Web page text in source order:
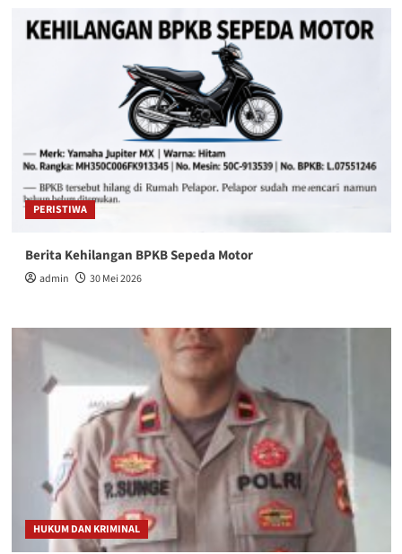
PERISTIWA
Berita Kehilangan BPKB Sepeda Motor
admin 30 Mei 2026
HUKUM DAN KRIMINAL